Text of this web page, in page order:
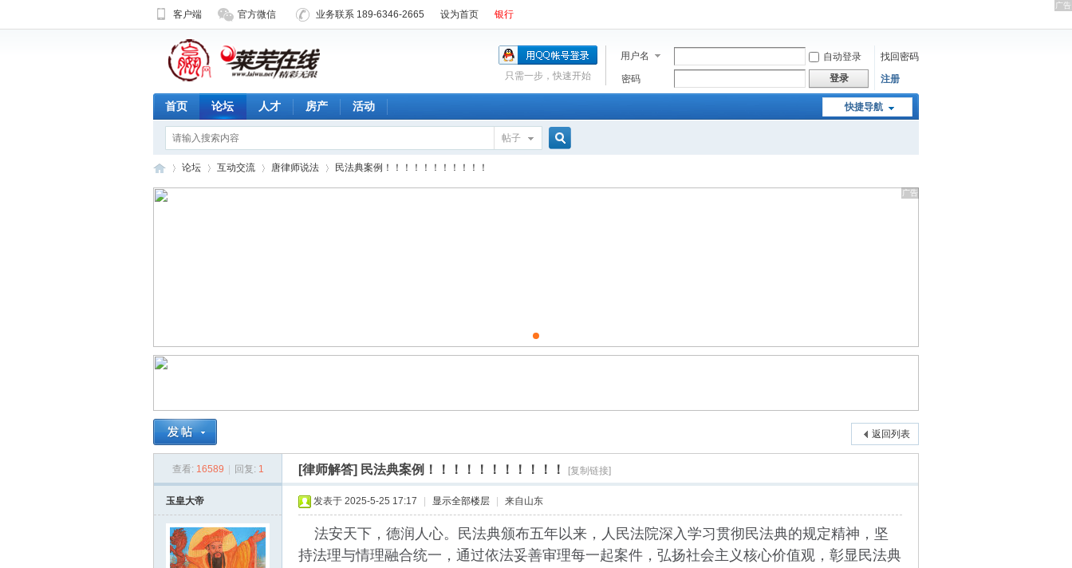
客户端 官方微信 业务联系 189-6346-2665 设为首页 银行
用户名 自动登录
找回密码
密码
登录 注册
只需一步，快速开始
快捷导航
首页 论坛 人才 房产 活动
帖子
论坛 互动交流 唐律师说法 民法典案例！！！！！！！！！！！
返回列表
查看: 16589 回复: 1 [律师解答] 民法典案例！！！！！！！！！！！ [复制链接]
玉皇大帝 发表于 2025-5-25 17:17 显示全部楼层 来自山东
法安天下，德润人心。民法典颁布五年以来，人民法院深入学习贯彻民法典的规定精神，坚
持法理与情理融合统一，通过依法妥善审理每一起案件，弘扬社会主义核心价值观，彰显民法典